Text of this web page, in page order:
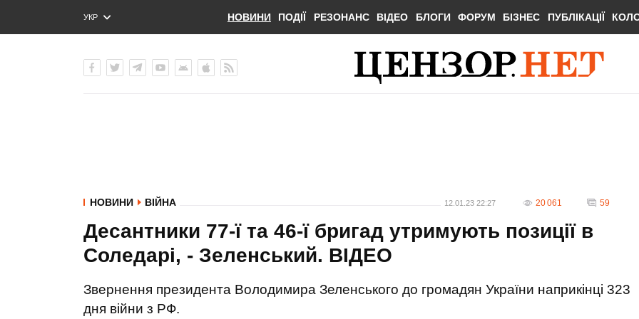
УКР
ENG
НОВИНИ ПОДІЇ РЕЗОНАНС ВІДЕО БЛОГИ ФОРУМ БІЗНЕС ПУБЛІКАЦІЇ
НОВИНИ ВІЙНА 12.01.23 22:27 20 061 59
Десантники 77-ї та 46-ї бригад утримують позиції в
Соледарі, - Зеленський. ВIДЕО
Звернення президента Володимира Зеленського до громадян України наприкінці 323
дня війни з РФ.